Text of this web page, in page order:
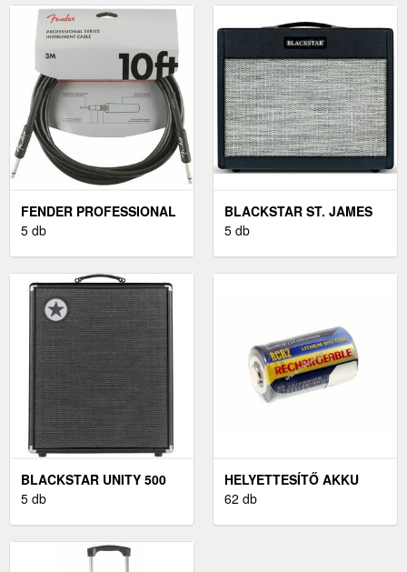
FENDER PROFESSIONAL
SERIES 10' INSTRUMENT
5 db
BLACKSTAR ST. JAMES
50 6L6
5 db
BLACKSTAR UNITY 500
BASSZUSGITÁR KOMBÓ
5 db
HELYETTESÍTŐ AKKU
CANON IXY 10
62 db